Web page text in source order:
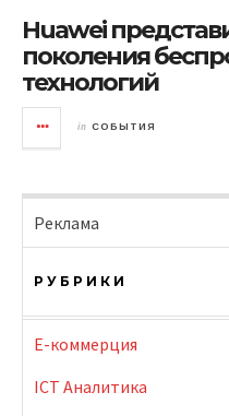
Huawei
поколения
технологий
in СОБЫТИЯ
Реклама
РУБРИКИ
E-коммерция
ICT Аналитика